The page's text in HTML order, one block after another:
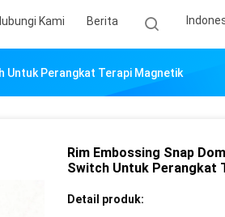
Kami Berita
Untuk Perangkat Terapi Magnetik
Rim Embossing Snap
Switch Untuk Perangkat
Detail produk: